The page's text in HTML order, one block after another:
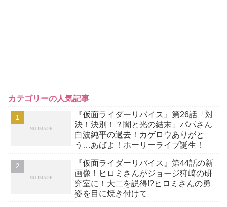
カテゴリーの人気記事
『仮面ライダーリバイス』第26話「対
決！決別！？闇と光の結末」パパさん
白波純平の過去！カゲロウありがと
う…あばよ！ホーリーライブ誕生！
『仮面ライダーリバイス』第44話の新
画像！ヒロミさんがジョージ狩崎の研
究室に！大二を説得!?ヒロミさんの勇
姿を目に焼き付けて